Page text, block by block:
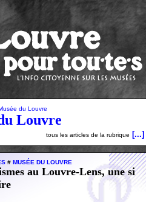
du Louvre
Louvre
tous les articles de la rubrique [...]
# MUSÉE DU LOUVRE
au Louvre-Lens, une si